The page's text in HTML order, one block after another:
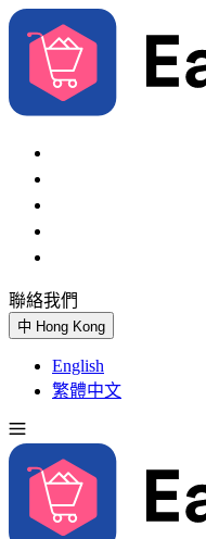
聯絡我們
中 Hong Kong
English
繁體中文